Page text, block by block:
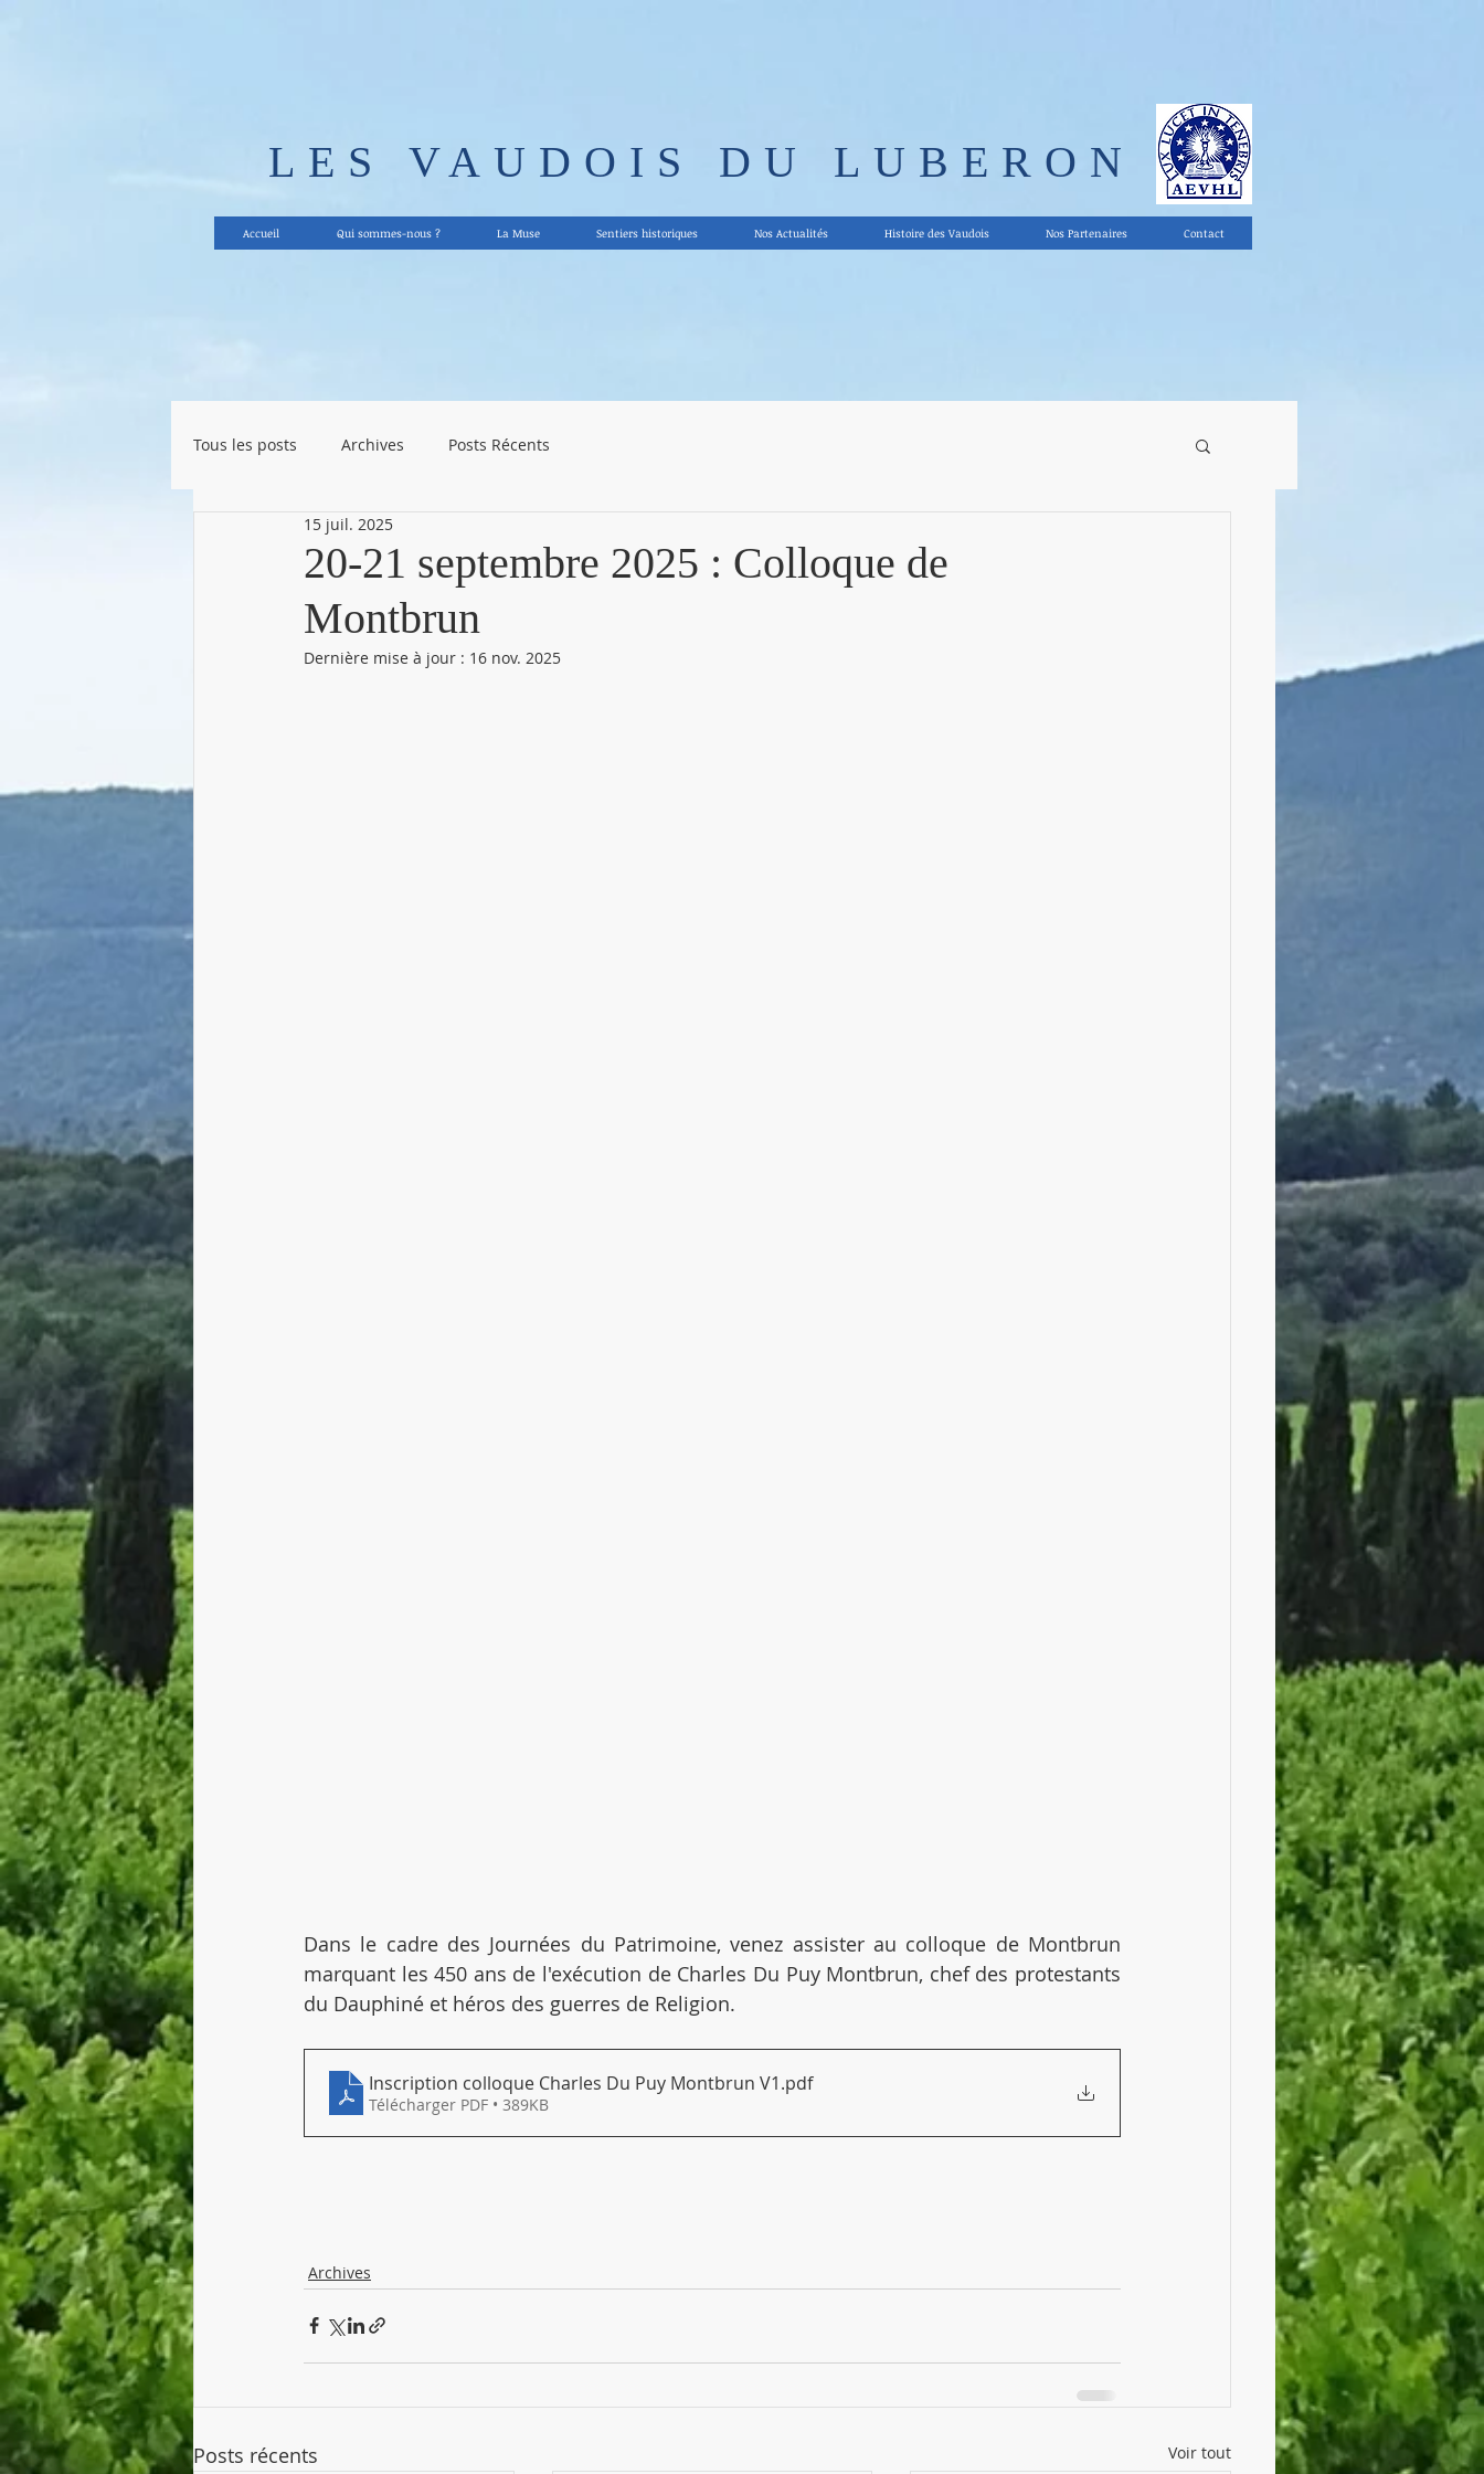
LES VAUDOIS DU LUBERON
Accueil Qui sommes-nous ? La Muse Sentiers historiques Nos Actualités Histoire des Vaudois Nos Partenaires Contact
Tous les posts Archives Posts Récents
20-21 septembre 2025 : Colloque de
Montbrun
15 juil. 2025
Dernière mise à jour : 16 nov. 2025
Dans le cadre des Journées du Patrimoine, venez assister au colloque de Montbrun
marquant les 450 ans de l'exécution de Charles Du Puy Montbrun, chef des protestants
du Dauphiné et héros des guerres de Religion.
Inscription colloque Charles Du Puy Montbrun V1.pdf
Télécharger PDF • 389KB
Archives
Posts récents Voir tout